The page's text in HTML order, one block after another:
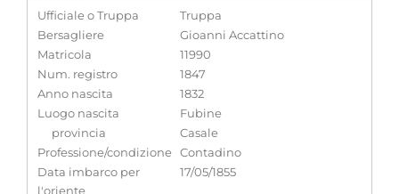
Ufficiale o Truppa
Truppa
Bersagliere
Gioanni Accattino
Matricola
11990
Num. registro
1847
Anno nascita
1832
Luogo nascita
Fubine
provincia
Casale
Professione/condizione Contadino
Data imbarco per
l'oriente
17/05/1855